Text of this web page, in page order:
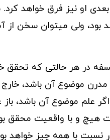
او نیز فرق خواهد کرد.
ولی میتوان سخن از
در هر حالتی که تحقق
موضوع آن باشد، خارج
علم موضوع آن باشد،
هیچ و با واقعیت محقق
با همه چیز خواهد